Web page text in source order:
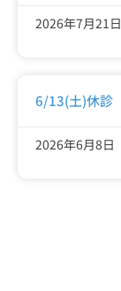
2026年7月21日
6/13(土)休診
2026年6月8日